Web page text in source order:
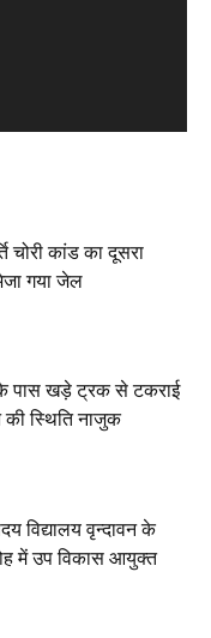
के साथ बोलेरो ज़ब्त, दो
का एसडीपीओ और
2026
की भाई की हत्या, शव
के, मीडिया संवाद में
चोरी कांड का दूसरा
गया जेल
के पास खड़े ट्रक से टकराई
की स्थिति नाजुक
विद्यालय वृन्दावन के
में उप विकास आयुक्त